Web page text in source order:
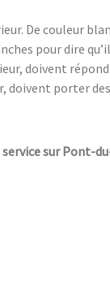
De couleur
pour dire
doivent
doivent porter
sur Pont-